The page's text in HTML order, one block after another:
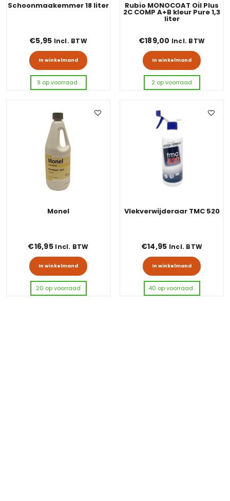
Schoonmaakemmer 18 liter
€5,95 Incl. BTW
In winkelmand
9 op voorraad .
Rubio MONOCOAT Oil Plus
2C COMP A+B kleur Pure 1,3
liter
€189,00 Incl. BTW
In winkelmand
2 op voorraad
Monel
€16,95 Incl. BTW
In winkelmand
20 op voorraad
Vlekverwijderaar TMC 520
€14,95 Incl. BTW
In winkelmand
40 op voorraad .